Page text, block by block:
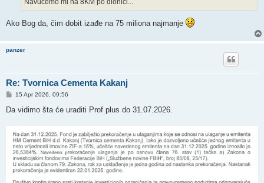
Navucemo mi na 8KM po dionici...
Ako Bog da, čim dobit izađe na 75 miliona najmanje
panzer
Re: Tvornica Cementa Kakanj
P
s
15 Apr 2026, 09:56
Da vidimo šta će uraditi Prof plus do 31.07.2026.